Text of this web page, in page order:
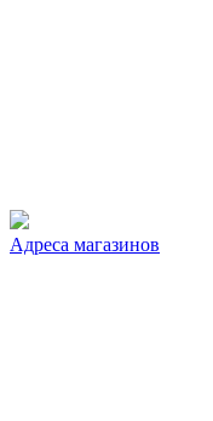
Адреса магазинов